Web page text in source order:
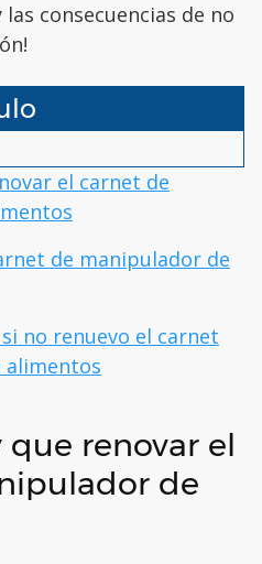
las consecuencias de no
el carnet de
de manipulador de
no renuevo el carnet
alimentos
que renovar el
de